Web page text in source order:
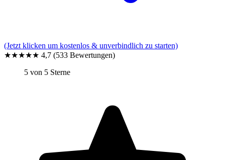
(Jetzt klicken um kostenlos & unverbindlich zu starten)
★★★★★ 4,7 (533 Bewertungen)
5 von 5 Sterne